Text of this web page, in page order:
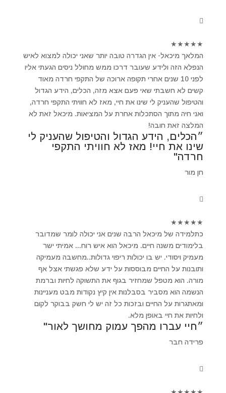
★
★
★
★
★
המלאך מיכאל- אין הגדרה טובה יותר שאני יכולה למצוא לאיש
הנפלא הזה ולידע שעובר דרכו ממש מחולל ניסים הגעתי אליו
לפני 10 שנים אחרי תקופה ארוכה של התקפי חרדה מאוד
קשים לא חשבתי שאי פעם אצא מזה, הכלים, הידע הגדול
והטיפול שהעניק לי שינו את חיי, מאז לא חוויתי התקפי חרדה,
ואני חיה מתוך הסתכלות אחרת על המציאות. מיכאל זאת לא
המלצה זאת חובה!
״הכלים, הידע הגדול והטיפול שהעניק לי
שינו את חיי! מאז לא חוויתי התקפי
חרדה"
חן מור
★
★
★
★
★
כתלמידה של מיכאל הרבה שנים אני יכולה לומר שמדובר
בלימודים משנה חיים. מיכאל הוא איש רוח... אמיתי ישר
מעמיק ויסודי. יש בו יכולות ריפוי גדולות..מחשבה מעמיקה
ותובנות על החיים מבוססות על ידע שלא פגשתי אצל אף
מורה. הוא מטפל שמחזיר בגוף את התשוקה לחיות וברמת
הנשמה הוא מסביר בסבלנות אין קיץ נקודות מבט מעניינות
ומאתגרות על החיים ובזכות כל זה יש לי חשק בבוקר לקום
ולחיות את חיי באופן מלא.
״חיי עברו מהפך עמוק מחושך לאור"
פרידה חבר